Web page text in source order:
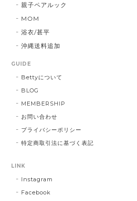
親子ペアルック
MOM
浴衣/甚平
沖縄送料追加
GUIDE
Bettyについて
BLOG
MEMBERSHIP
お問い合わせ
プライバシーポリシー
特定商取引法に基づく表記
LINK
Instagram
Facebook